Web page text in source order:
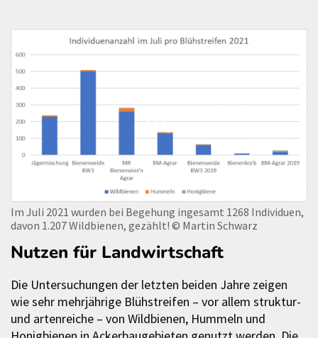
Im Juli 2021 wurden bei Begehung ingesamt 1268 Individuen,
davon 1.207 Wildbienen, gezählt! © Martin Schwarz
Nutzen für Landwirtschaft
Die Untersuchungen der letzten beiden Jahre zeigen
wie sehr mehrjährige Blühstreifen – vor allem struktur-
und artenreiche – von Wildbienen, Hummeln und